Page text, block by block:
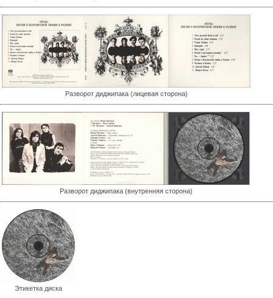
Разворот диджипака (лицевая сторона)
Разворот диджипака (внутренняя сторона)
Этикетка диска